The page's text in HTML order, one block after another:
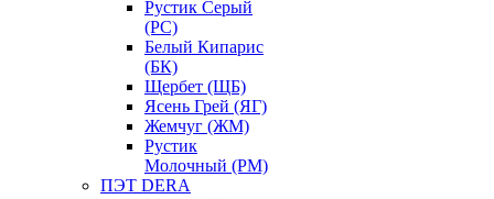
Рустик Серый
(РС)
Белый Кипарис
(БК)
Щербет (ЩБ)
Ясень Грей (ЯГ)
Жемчуг (ЖМ)
Рустик
Молочный (РМ)
ПЭТ DERA